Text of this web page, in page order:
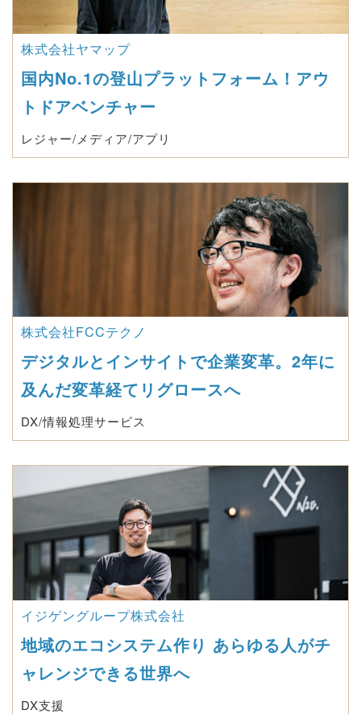
株式会社ヤマップ
国内No.1の登山プラットフォーム！アウ
トドアベンチャー
レジャー/メディア/アプリ
株式会社FCCテクノ
デジタルとインサイトで企業変革。2年に
及んだ変革経てリグロースへ
DX/情報処理サービス
イジゲングループ株式会社
地域のエコシステム作り あらゆる人がチ
ャレンジできる世界へ
DX支援